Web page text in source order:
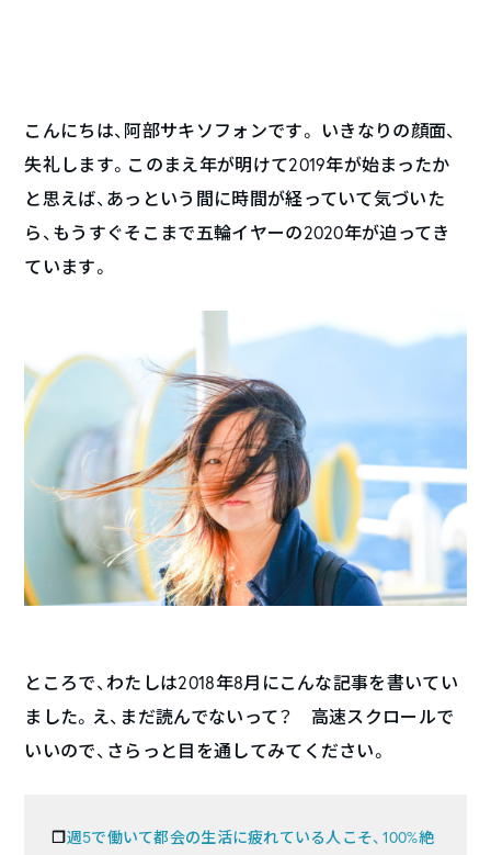
こんにちは、阿部サキソフォンです。 いきなりの顔面、
失礼します。このまえ年が明けて2019年が始まったか
と思えば、あっという間に時間が経っていて気づいた
ら、もうすぐそこまで五輪イヤーの2020年が迫ってき
ています。
ところで、わたしは2018年8月にこんな記事を書いてい
ました。え、まだ読んでないって？ 高速スクロールで
いいので、さらっと目を通してみてください。
❐週5で働いて都会の生活に疲れている人こそ、100%絶